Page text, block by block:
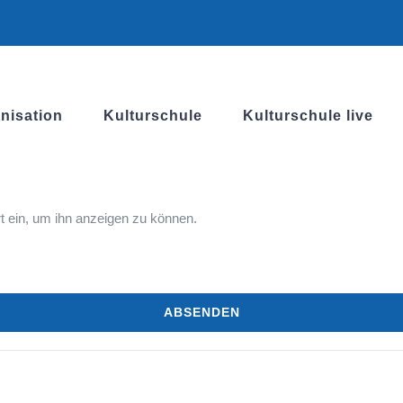
Kulturschule Kulturschule live
um ihn anzeigen zu können.